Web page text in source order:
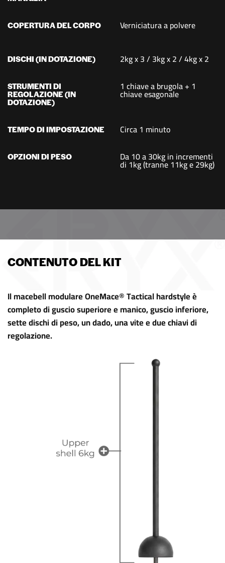
COPERTURA DEL CORPO Verniciatura a polvere
DISCHI (IN DOTAZIONE) 2kg x 3 / 3kg x 2 / 4kg x 2
STRUMENTI DI
REGOLAZIONE (IN
DOTAZIONE)
1 chiave a brugola + 1
chiave esagonale
TEMPO DI IMPOSTAZIONE Circa 1 minuto
OPZIONI DI PESO Da 10 a 30kg in incrementi
di 1kg (tranne 11kg e 29kg)
CONTENUTO DEL KIT
Il macebell modulare OneMace® Tactical hardstyle è
completo di guscio superiore e manico, guscio inferiore,
sette dischi di peso, un dado, una vite e due chiavi di
regolazione.